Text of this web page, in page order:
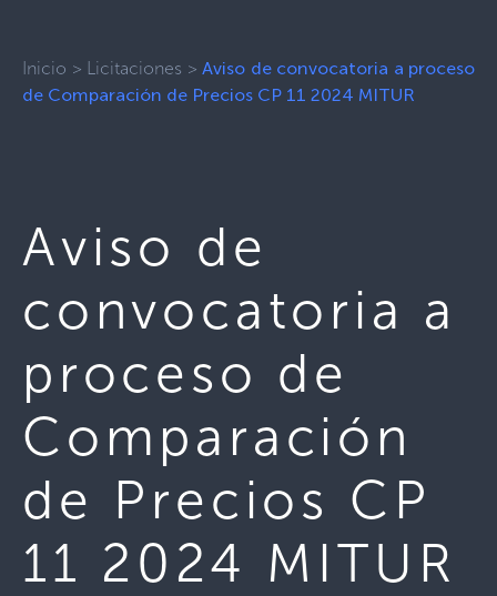
Inicio > Licitaciones > Aviso de convocatoria a proceso
de Comparación de Precios CP 11 2024 MITUR
Aviso de
convocatoria a
proceso de
Comparación
de Precios CP
11 2024 MITUR